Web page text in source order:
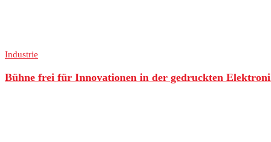
Industrie
Bühne frei für Innovationen in der gedruckten